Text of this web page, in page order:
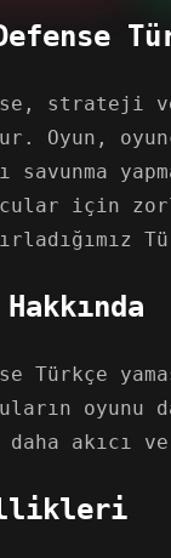
strateji
Oyun,
savunma
için
Türkçe
daha